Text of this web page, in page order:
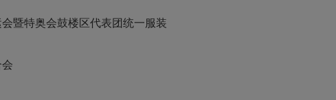
暨特奥会鼓楼区代表团统一服装